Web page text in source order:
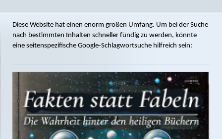
Diese Website hat einen enorm großen Umfang. Um bei der Suche
nach bestimmten Inhalten schneller fündig zu werden, könnte
eine seitenspezifische Google-Schlagwortsuche hilfreich sein: